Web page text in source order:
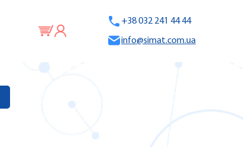
+38 032 241 44 44
info@simat.com.ua